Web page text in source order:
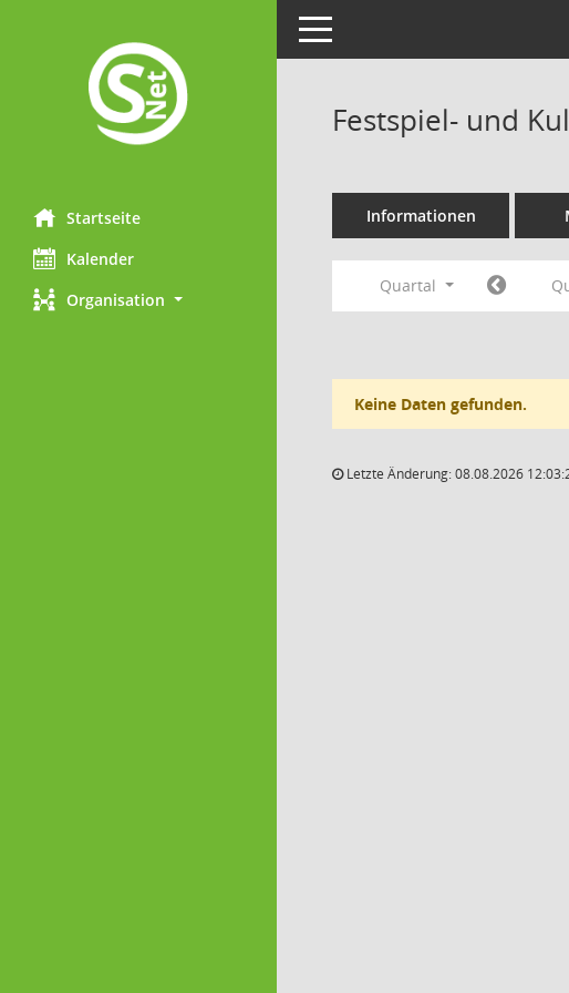
Startseite
Kalender
Organisation
Toggle navigation
Festspiel- und
Informationen
Quartal
Keine Daten gefunden.
Letzte Änderung: 08.08.2026